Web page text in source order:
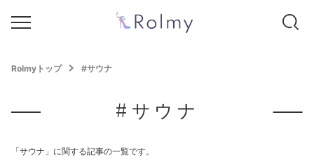
Rolmyトップ #サウナ
#サウナ
「サウナ」に関する記事の一覧です。